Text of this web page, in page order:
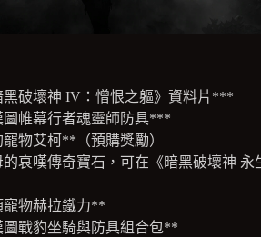
黑破壞神 IV：憎恨之軀》資料片***
圖帷幕行者魂靈師防具***
寵物艾柯**（預購獎勵）
的哀嘆傳奇寶石，可在《暗黑破壞神
寵物赫拉鐵力**
圖戰豹坐騎與防具組合包**